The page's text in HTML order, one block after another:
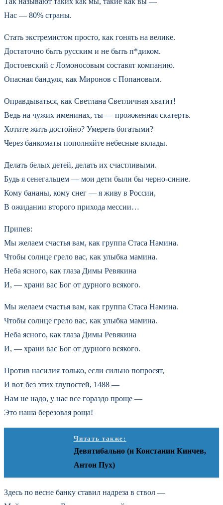
Нас — 80% страны.
Стать экстремистом просто, как гонять на велике.
Достаточно быть русским и не быть п*диком.
Достоевский с Ломоносовым составят компанию.
Опасная бандуля, как Миронов с Попановым.
Оправдываться, как Светлана Светличная хватит!
Ведь на чужих именинах, ты — прожженная скатерть.
Хотите жить достойно? Умереть богатыми?
Через банкоматы пополняйте небесные вклады.
Делать белых детей, делать их счастливыми.
Будь я сенегальцем — мои дети были бы черно-синие.
Кому бананы, кому снег — я живу в России,
В ожидании второго прихода мессии…
Припев:
Мы желаем счастья вам, как группа Стаса Намина.
Чтобы солнце грело вас, как улыбка мамина.
Неба ясного, как глаза Димы Ревякина
И, — храни вас Бог от дурного всякого.
Мы желаем счастья вам, как группа Стаса Намина.
Чтобы солнце грело вас, как улыбка мамина.
Неба ясного, как глаза Димы Ревякина
И, — храни вас Бог от дурного всякого.
Против насилия только, если сильно попросят,
И вот без этих глупостей, 1488 —
Нам не надо, у нас все гораздо проще —
Это наша березовая роща!
Читать также:
Девятибально (и Констанин Кинчев,
Антон Пух)
Здесь по весне банку ставил надреза в ствол —